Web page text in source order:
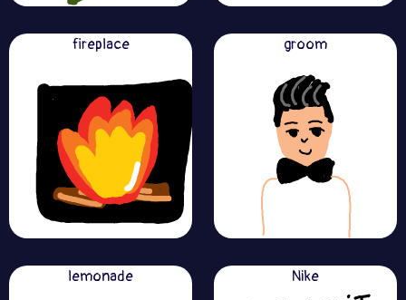
fireplace groom
lemonade Nike